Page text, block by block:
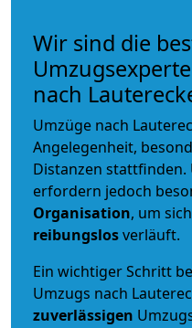
Wir sind die
nach
Umzüge nach
Angelegenheit,
Distanzen stattfinden.
erfordern jedoch
Organisation, um
reibungslosverläuft.
Ein wichtiger Schritt
Umzugs nach
zuverlässigen